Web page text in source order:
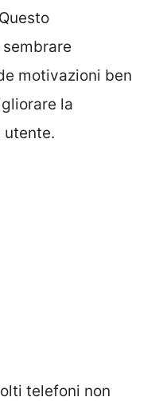
motivazioni ben
la
utente.
telefoni non